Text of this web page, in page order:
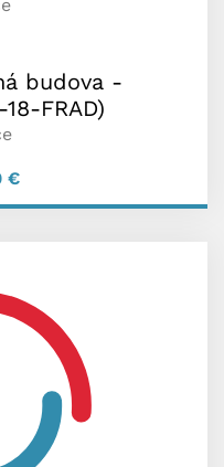
budova -
FRAD)
€